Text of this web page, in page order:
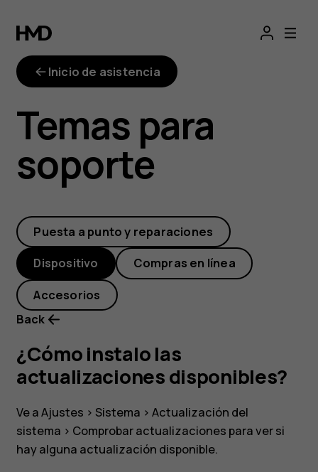
¿Cómo
instalo
las
actualizaciones
disponibles?
Inicio de asistencia
Temas para
soporte
Puesta a punto y reparaciones
Dispositivo Compras en línea
Accesorios
Back
¿Cómo instalo las
actualizaciones disponibles?
Ve aAjustes > Sistema > Actualización del
sistema > Comprobar actualizaciones para ver si
hay alguna actualización disponible.